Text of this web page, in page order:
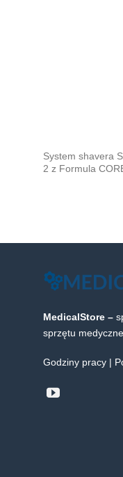
System shavera
2 z Formula
MedicalStore –
sprzętu
Godziny pracy |